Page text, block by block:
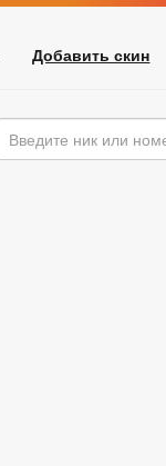
Добавить скин